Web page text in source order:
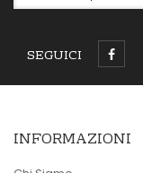
SEGUICI
INFORMAZIONI